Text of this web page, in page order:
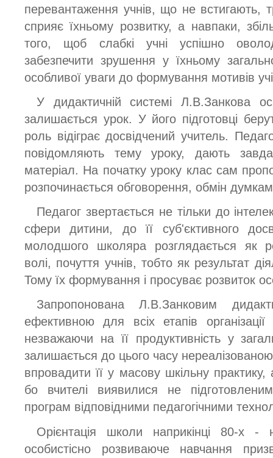
перевантаження учнів, що не встигають,
сприяє їхньому розвитку, а навпаки,
того, щоб слабкі учні успішно
забезпечити зрушення у їхньому
особливої уваги до формування мотивів
У дидактичній системі Л.В.Занкова
залишається урок. У його підготовці
роль відіграє досвідчений учитель.
повідомляють тему уроку, дають
матеріал. На початку уроку клас сам
розпочинається обговорення, обмін
Педагог звертається не тільки до
сфери дитини, до її суб'єктивного
молодшого школяра розглядається як
волі, почуття учнів, тобто як результат
Тому їх формування і просуває розвиток
Запропонована Л.В.Занковим
ефективною для всіх етапів
незважаючи на її продуктивність у
залишається до цього часу
впровадити її у масову шкільну
бо вчителі виявилися не
програм відповідними педагогічними
Орієнтація школи наприкінці 80-х
особистісно розвиваюче навчання